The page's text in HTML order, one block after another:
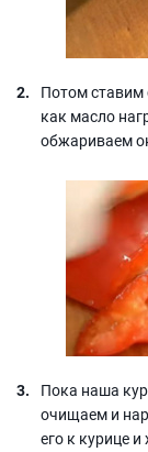
Потом ставим
как масло
обжариваем
Пока наша
очищаем и
его к курице